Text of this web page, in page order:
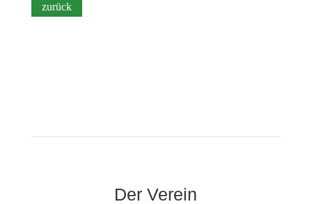
Der Verein